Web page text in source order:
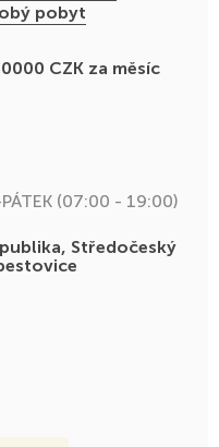
pobyt
CZK za měsíc
(07:00 - 19:00)
Středočeský